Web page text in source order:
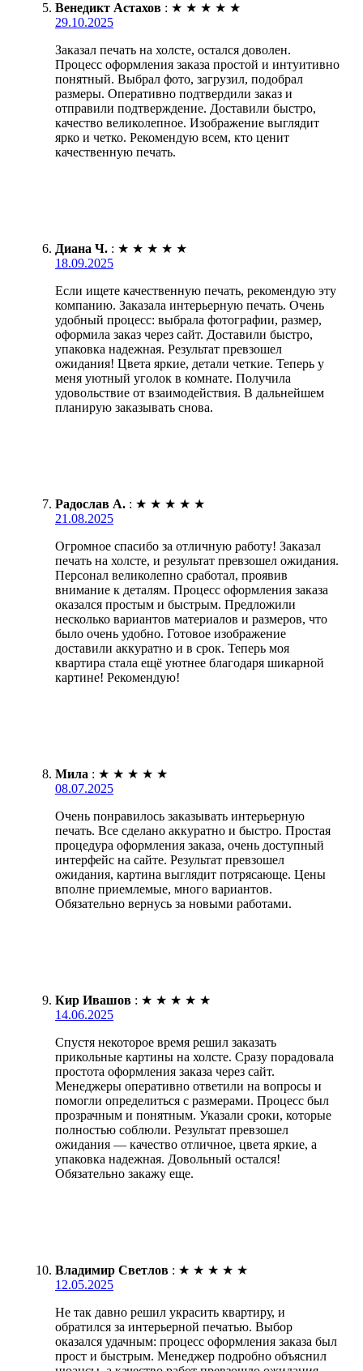
Венедикт Астахов : ★ ★ ★ ★ ★
29.10.2025
Заказал печать на холсте, остался доволен.
Процесс оформления заказа простой и интуитивно
понятный. Выбрал фото, загрузил, подобрал
размеры. Оперативно подтвердили заказ и
отправили подтверждение. Доставили быстро,
качество великолепное. Изображение выглядит
ярко и четко. Рекомендую всем, кто ценит
качественную печать.
Диана Ч. : ★ ★ ★ ★ ★
18.09.2025
Если ищете качественную печать, рекомендую эту
компанию. Заказала интерьерную печать. Очень
удобный процесс: выбрала фотографии, размер,
оформила заказ через сайт. Доставили быстро,
упаковка надежная. Результат превзошел
ожидания! Цвета яркие, детали четкие. Теперь у
меня уютный уголок в комнате. Получила
удовольствие от взаимодействия. В дальнейшем
планирую заказывать снова.
Радослав А. : ★ ★ ★ ★ ★
21.08.2025
Огромное спасибо за отличную работу! Заказал
печать на холсте, и результат превзошел ожидания.
Персонал великолепно сработал, проявив
внимание к деталям. Процесс оформления заказа
оказался простым и быстрым. Предложили
несколько вариантов материалов и размеров, что
было очень удобно. Готовое изображение
доставили аккуратно и в срок. Теперь моя
квартира стала ещё уютнее благодаря шикарной
картине! Рекомендую!
Мила : ★ ★ ★ ★ ★
08.07.2025
Очень понравилось заказывать интерьерную
печать. Все сделано аккуратно и быстро. Простая
процедура оформления заказа, очень доступный
интерфейс на сайте. Результат превзошел
ожидания, картина выглядит потрясающе. Цены
вполне приемлемые, много вариантов.
Обязательно вернусь за новыми работами.
Кир Ивашов : ★ ★ ★ ★ ★
14.06.2025
Спустя некоторое время решил заказать
прикольные картины на холсте. Сразу порадовала
простота оформления заказа через сайт.
Менеджеры оперативно ответили на вопросы и
помогли определиться с размерами. Процесс был
прозрачным и понятным. Указали сроки, которые
полностью соблюли. Результат превзошел
ожидания — качество отличное, цвета яркие, а
упаковка надежная. Довольный остался!
Обязательно закажу еще.
Владимир Светлов : ★ ★ ★ ★ ★
12.05.2025
Не так давно решил украсить квартиру, и
обратился за интерьерной печатью. Выбор
оказался удачным: процесс оформления заказа был
прост и быстрым. Менеджер подробно объяснил